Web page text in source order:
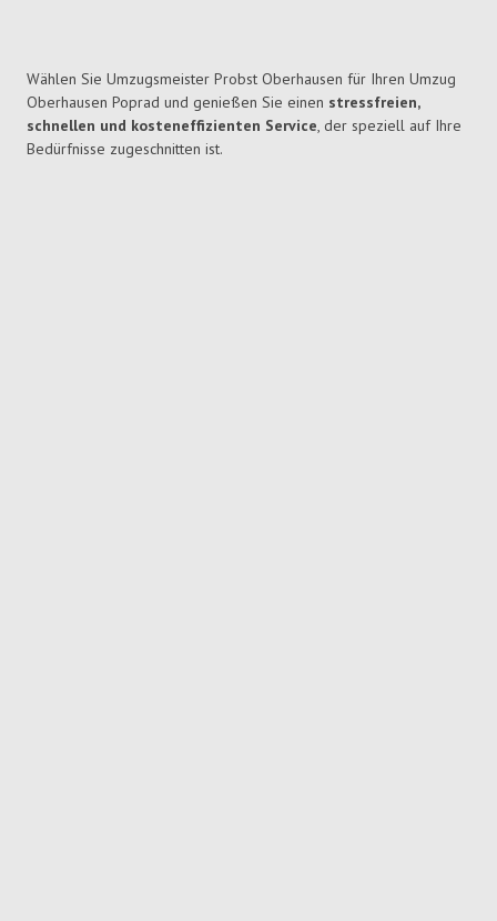
Wählen Sie Umzugsmeister Probst Oberhausen für Ihren Umzug
Oberhausen Poprad und genießen Sie einen stressfreien,
schnellen und kosteneffizienten Service, der speziell auf Ihre
Bedürfnisse zugeschnitten ist.